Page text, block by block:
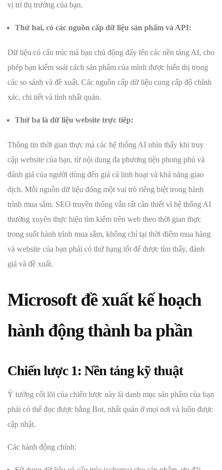
vị trí thị trường của bạn.
Thứ hai, có các nguồn cấp dữ liệu sản phẩm và API:
Dữ liệu có cấu trúc mà bạn chủ động đẩy lên các nền tảng AI, cho
phép bạn kiểm soát cách sản phẩm của mình được hiển thị trong
các so sánh và đề xuất. Các nguồn cấp dữ liệu cung cấp độ chính
xác, chi tiết và tính nhất quán.
Thứ ba là dữ liệu website trực tiếp:
Thông tin thời gian thực mà các hệ thống AI nhìn thấy khi truy
cập website của bạn, từ nội dung đa phương tiện phong phú và
đánh giá của người dùng đến giá cả linh hoạt và khả năng giao
dịch. Mỗi nguồn dữ liệu đóng một vai trò riêng biệt trong hành
trình mua sắm. SEO truyền thống vẫn rất cần thiết vì hệ thống AI
thường xuyên thực hiện tìm kiếm trên web theo thời gian thực
trong suốt hành trình mua sắm, không chỉ tại thời điểm mua hàng
và website của bạn phải có thứ hạng tốt để được tìm thấy, đánh
giá và đề xuất.
Microsoft đề xuất kế hoạch
hành động thành ba phần
Chiến lược 1: Nền tảng kỹ thuật
Ý tưởng cốt lõi của chiến lược này là danh mục sản phẩm của bạn
phải có thể đọc được bằng Bot, nhất quán ở mọi nơi và luôn được
cập nhật.
Các hành động chính: